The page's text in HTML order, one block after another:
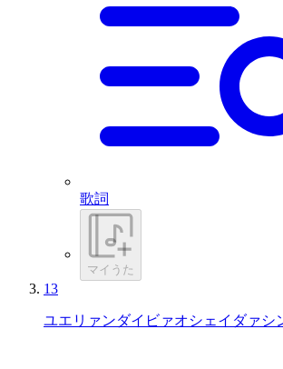
歌詞
マイうた
13
ユエリァンダイビァオシェイダァシ